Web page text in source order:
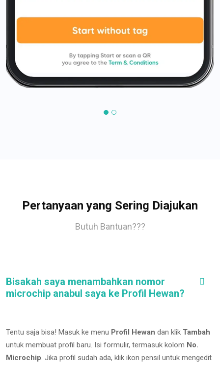
Pertanyaan yang Sering Diajukan
Butuh Bantuan???
Bisakah saya menambahkan nomor
microchip anabul saya ke Profil Hewan?
Tentu saja bisa! Masuk ke menu Profil Hewan dan klik Tambah
untuk membuat profil baru. Isi formulir, termasuk kolom No.
Microchip. Jika profil sudah ada, klik ikon pensil untuk mengedit